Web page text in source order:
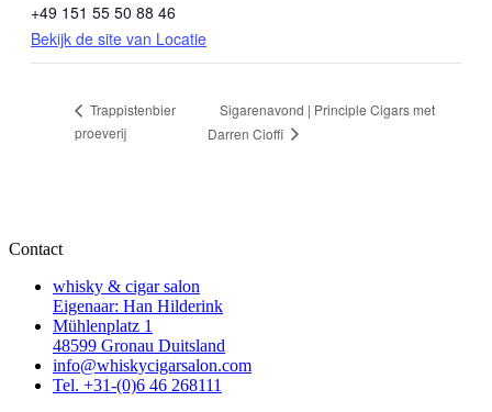
+49 151 55 50 88 46
Bekijk de site van Locatie
Trappistenbier
proeverij
Sigarenavond | Principle Cigars met
Darren Cioffi
Contact
whisky & cigar salon
Eigenaar: Han Hilderink
Mühlenplatz 1
48599 Gronau Duitsland
info@whiskycigarsalon.com
Tel. +31-(0)6 46 268111